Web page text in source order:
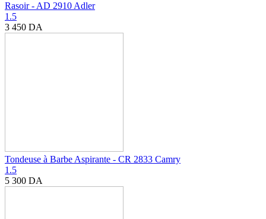
Rasoir - AD 2910 Adler
1.5
3 450 DA
Tondeuse à Barbe Aspirante - CR 2833 Camry
1.5
5 300 DA